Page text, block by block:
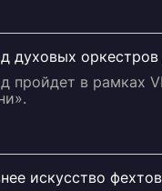
духовых
пройдет в рамках
искусство